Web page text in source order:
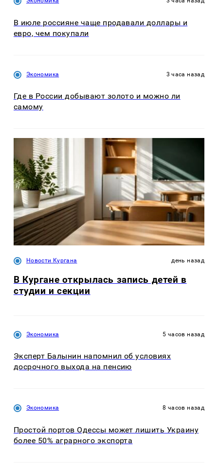
В июле россияне чаще продавали доллары и
евро, чем покупали
Экономика 3 часа назад
Где в России добывают золото и можно ли
самому
Новости Кургана день назад
В Кургане открылась запись детей в
студии и секции
Экономика 5 часов назад
Эксперт Балынин напомнил об условиях
досрочного выхода на пенсию
Экономика 8 часов назад
Простой портов Одессы может лишить Украину
более 50% аграрного экспорта